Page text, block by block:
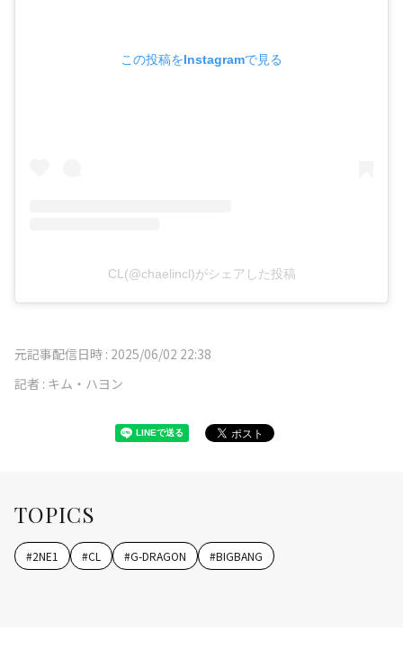
この投稿をInstagramで見る
CL(@chaelincl)がシェアした投稿
元記事配信日時 : 2025/06/02 22:38
記者 : キム・ハヨン
TOPICS
#2NE1 #CL #G-DRAGON #BIGBANG